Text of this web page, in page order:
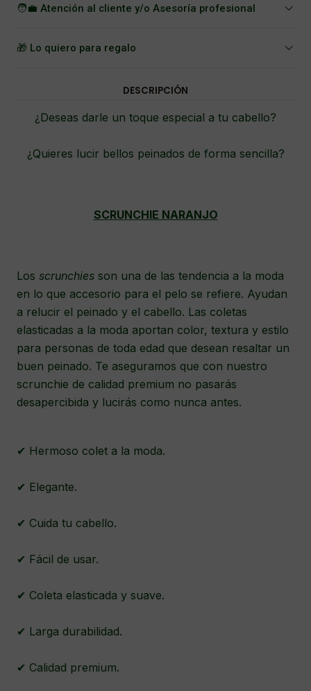
🧑‍💼 Atención al cliente y/o Asesoría profesional
🎁 Lo quiero para regalo
DESCRIPCIÓN
¿Deseas darle un toque especial a tu cabello?
¿Quieres lucir bellos peinados de forma sencilla?
SCRUNCHIE NARANJO
Los scrunchies son una de las tendencia a la moda
en lo que accesorio para el pelo se refiere. Ayudan
a relucir el peinado y el cabello. Las coletas
elasticadas a la moda aportan color, textura y estilo
para personas de toda edad que desean resaltar un
buen peinado. Te aseguramos que con nuestro
scrunchie de calidad premium no pasarás
desapercibida y lucirás como nunca antes.
✔ Hermoso colet a la moda.
✔ Elegante.
✔ Cuida tu cabello.
✔ Fácil de usar.
✔ Coleta elasticada y suave.
✔ Larga durabilidad.
✔ Calidad premium.